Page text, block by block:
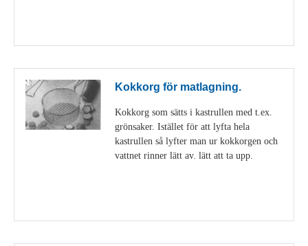
Kokkorg för matlagning.
Kokkorg som sätts i kastrullen med t.ex.
grönsaker. Istället för att lyfta hela
kastrullen så lyfter man ur kokkorgen och
vattnet rinner lätt av. lätt att ta upp.